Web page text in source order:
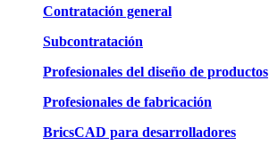
Contratación general
Subcontratación
Profesionales del diseño de productos
Profesionales de fabricación
BricsCAD para desarrolladores